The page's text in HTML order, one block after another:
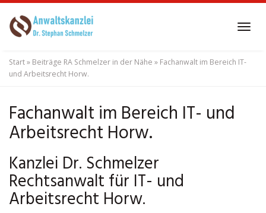
to
content
Start» Beiträge RA Schmelzer in der Nähe » Fachanwalt im Bereich IT-
und Arbeitsrecht Horw.
Fachanwalt im Bereich IT- und
Arbeitsrecht Horw.
Kanzlei Dr. Schmelzer
Rechtsanwalt für IT- und
Arbeitsrecht Horw.